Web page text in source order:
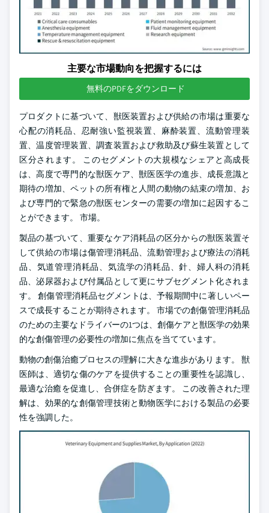
主要な市場動向を把握するには
無料のPDFをダウンロード
プロダクトに基づいて、獣医装置および供給の市場は重要な
心配の消耗品、忍耐強い監視装置、麻酔装置、流動管理装
置、温度管理装置、調査装置および救助及び蘇生装置として
区分されます。 このセグメントの大規模なシェアと高成長
は、高度で専門的な獣医ケア、獣医医学の進歩、成長意識と
期待の増加、ペットの所有権と人間の動物の結束の増加、お
よび専門的で緊急の獣医センターの需要の増加に起因するこ
とができます。 市場。
製品の基づいて、重要なケア消耗品の区分からの獣医装置そ
して供給の市場は傷管理消耗品、流動管理および療法の消耗
品、気道管理消耗品、気流学の消耗品、針、婦人科の消耗
品、泌尿器および付属品として更にサブセグメント化されま
す。 創傷管理消耗品セグメントは、予報期間中に著しいペー
スで成長することが期待されます。 市場での創傷管理消耗品
のための主要なドライバーの1つは、創傷ケアと獣医学の効果
的な創傷管理の必要性の増加に焦点を当てています。
動物の創傷治癒プロセスの理解に大きな進歩があります。 獣
医師は、適切な傷のケアを提供することの重要性を認識し、
最適な治癒を促進し、合併症を防ぎます。 この改善された理
解は、効果的な創傷管理技術と動物医学における製品の必要
性を強調した。